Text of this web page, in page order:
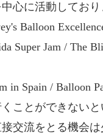
心に活動してお
Balloon
Super Jam / The
in Spain / Balloon
ことができない
交流をとる機会